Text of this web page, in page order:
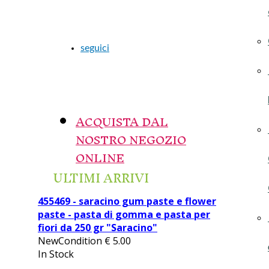
ACQUISTA DAL
NOSTRO NEGOZIO
ONLINE
seguici
ULTIMI ARRIVI
455469 - saracino gum paste e flower
paste - pasta di gomma e pasta per
fiori da 250 gr "Saracino"
NewCondition €5.00
In Stock